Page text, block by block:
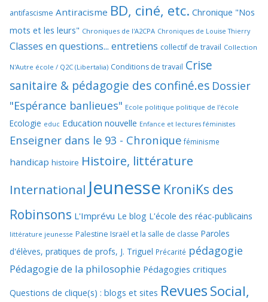
antifascisme Antiracisme BD, ciné, etc. Chronique "Nos
mots et les leurs" Chroniques de l'A2CPA Chroniques de Louise Thierry
Classes en questions... entretiens collectif de travail Collection
N'Autre école / Q2C (Libertalia) Conditions de travail Crise
sanitaire & pédagogie des confiné.es Dossier
"Espérance banlieues" Ecole politique politique de l'école
Ecologie educ Education nouvelle Enfance et lectures féministes
Enseigner dans le 93 - Chronique féminisme
handicap histoire Histoire, littérature
International Jeunesse KroniKs des
Robinsons L'Imprévu Le blog L'école des réac-publicains
littérature jeunesse Palestine Israël et la salle de classe Paroles
d'élèves, pratiques de profs, J. Triguel Précarité pédagogie
Pédagogie de la philosophie Pédagogies critiques
Questions de clique(s) : blogs et sites RevuesSocial,